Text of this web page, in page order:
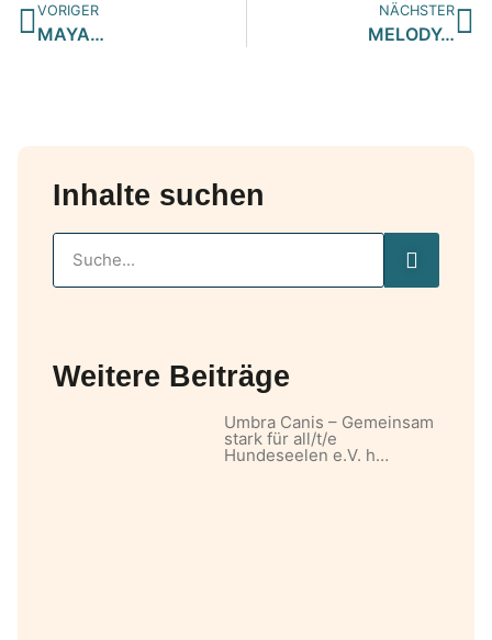
VORIGER
MAYA…
NÄCHSTER
MELODY…
Inhalte suchen
Weitere Beiträge
Umbra Canis – Gemeinsam
stark für all/t/e
Hundeseelen e.V. h…